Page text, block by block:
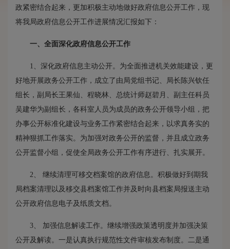
政紧密结合起来，更加积极主动地做好政府信息公开工作，现
将我局政府信息公开工作进展情况汇报如下：
一、 全面深化政府信息公开工作
1、深化政府信息主动公开。为全面推进机关效能建设，更
好地开展政务公开工作，成立了由局党组书记、局长陈兴钦任
组长，副局长王果仙、程晓林、总统计师赵碧月、副主任科员
吴建华为副组长，各科室人员为成员的政务公开领导小组，把
办事公开标准化建设与业务工作紧密结合起来，以求真务实的
精神狠抓工作落实。为加强对政务公开的监督，并且成立政务
公开监督小组，促使全局政务公开工作有序进行、扎实展开。
2、 继续清理可移交档案馆的政府信息。积极做好到期我
局档案清理以及移交县档案馆工作并及时向县档案局报送主动
公开政府信息电子及纸质文档。
3、 加强信息解读工作。继续增强政策透明度并加强决策
公开及解读。一是认真执行规范性文件审核发布制度。二是通